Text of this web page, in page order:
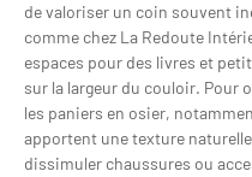
de valoriser un coin souvent
comme chez La Redoute
espaces pour des livres et
sur la largeur du couloir. Pour
les paniers en osier,
apportent une texture
dissimuler chaussures ou